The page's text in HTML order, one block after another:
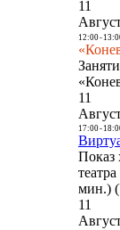
11
12:00-
11
17:00-
Показ
мин.)
11